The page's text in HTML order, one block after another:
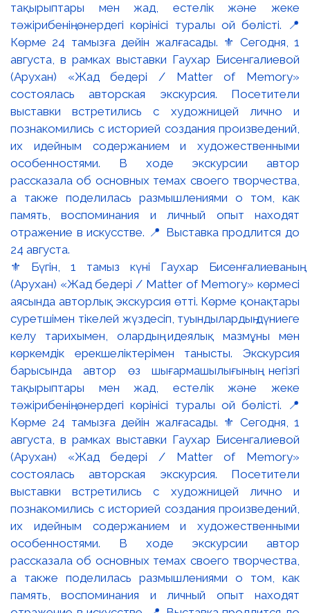
⚜️ Бүгін, 1 тамыз күні Гаухар Бисенғалиеваның
(Арухан) «Жад бедері / Matter of Memory» көрмесі
аясында авторлық экскурсия өтті. Көрме қонақтары
суретшімен тікелей жүздесіп, туындылардың дүниеге
келу тарихымен, олардың идеялық мазмұны мен
көркемдік ерекшеліктерімен танысты. Экскурсия
барысында автор өз шығармашылығының негізгі
тақырыптары мен жад, естелік және жеке
тәжірибенің өнердегі көрінісі туралы ой бөлісті. 📍
Көрме 24 тамызға дейін жалғасады. ⚜️ Сегодня, 1
августа, в рамках выставки Гаухар Бисенгалиевой
(Арухан) «Жад бедері / Matter of Memory»
состоялась авторская экскурсия. Посетители
выставки встретились с художницей лично и
познакомились с историей создания произведений,
их идейным содержанием и художественными
особенностями. В ходе экскурсии автор
рассказала об основных темах своего творчества,
а также поделилась размышлениями о том, как
память, воспоминания и личный опыт находят